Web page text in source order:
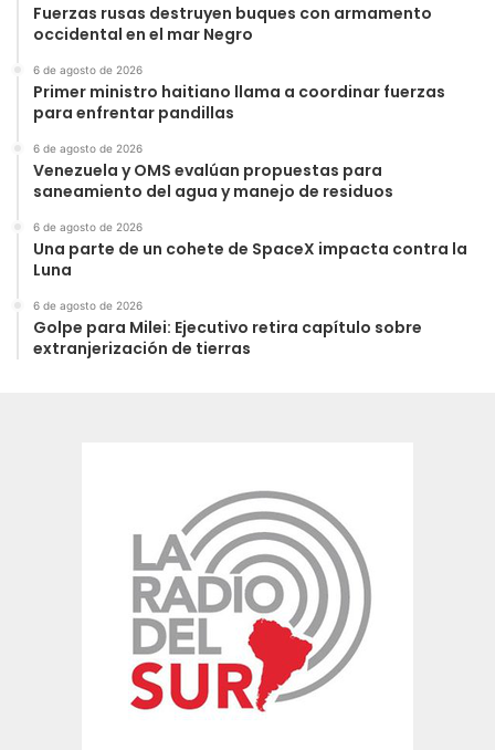
Fuerzas rusas destruyen buques con armamento
occidental en el mar Negro
6 de agosto de 2026
Primer ministro haitiano llama a coordinar fuerzas
para enfrentar pandillas
6 de agosto de 2026
Venezuela y OMS evalúan propuestas para
saneamiento del agua y manejo de residuos
6 de agosto de 2026
Una parte de un cohete de SpaceX impacta contra la
Luna
6 de agosto de 2026
Golpe para Milei: Ejecutivo retira capítulo sobre
extranjerización de tierras